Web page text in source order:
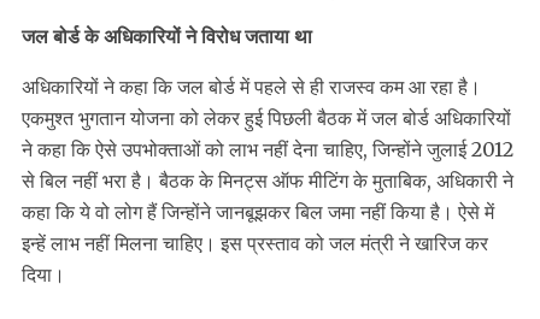
जल बोर्ड के अधिकारियों ने विरोध जताया था
अधिकारियों ने कहा कि जल बोर्ड में पहले से ही राजस्व कम आ रहा है।
एकमुश्त भुगतान योजना को लेकर हुई पिछली बैठक में जल बोर्ड अधिकारियों
ने कहा कि ऐसे उपभोक्ताओं को लाभ नहीं देना चाहिए, जिन्होंने जुलाई 2012
से बिल नहीं भरा है। बैठक के मिनट्स ऑफ मीटिंग के मुताबिक, अधिकारी ने
कहा कि ये वो लोग हैं जिन्होंने जानबूझकर बिल जमा नहीं किया है। ऐसे में
इन्हें लाभ नहीं मिलना चाहिए। इस प्रस्ताव को जल मंत्री ने खारिज कर
दिया।